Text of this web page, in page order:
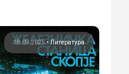
18.09.2025•Литература